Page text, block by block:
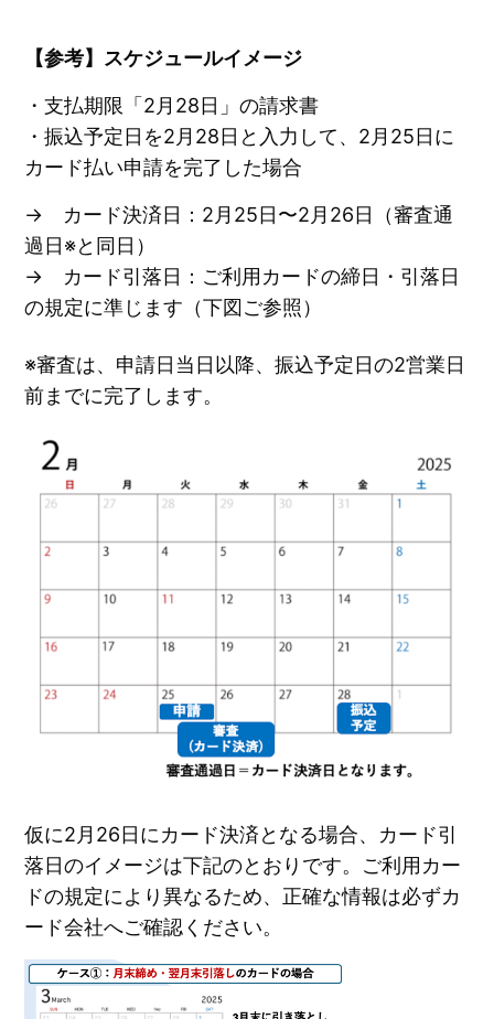
【参考】スケジュールイメージ
・支払期限「2月28日」の請求書
・振込予定日を2月28日と入力して、2月25日に
カード払い申請を完了した場合
→ カード決済日：2月25日〜2月26日（審査通
過日※と同日）
→ カード引落日：ご利用カードの締日・引落日
の規定に準じます（下図ご参照）
※審査は、申請日当日以降、振込予定日の2営業日
前までに完了します。
仮に2月26日にカード決済となる場合、カード引
落日のイメージは下記のとおりです。ご利用カー
ドの規定により異なるため、正確な情報は必ずカ
ード会社へご確認ください。